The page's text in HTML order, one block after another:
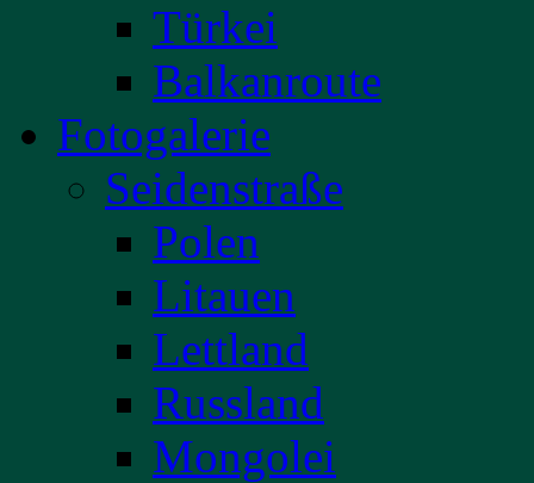
Türkei
Balkanroute
Fotogalerie
Seidenstraße
Polen
Litauen
Lettland
Russland
Mongolei